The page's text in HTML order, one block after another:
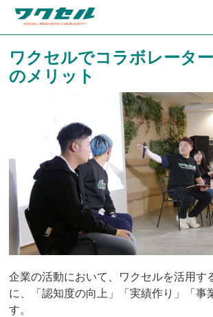
ワクセルでコラボレータ
のメリット
企業の活動において、ワクセルを活用す
に、「認知度の向上」「実績作り」「事
す。